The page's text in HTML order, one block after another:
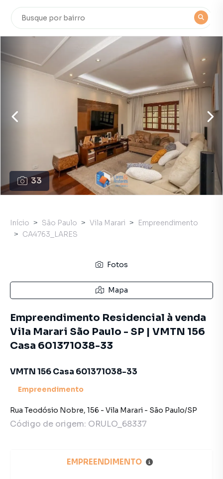
33
Início São Paulo Vila Marari
Empreendimento
CA4763_LARES
Fotos
Mapa
Empreendimento Residencial à venda
Vila Marari São Paulo - SP | VMTN 156
Casa 601371038-33
VMTN 156 Casa 601371038-33
Empreendimento
Rua Teodósio Nobre, 156 - Vila Marari - São Paulo/SP
Código de origem: ORULO_68337
EMPREENDIMENTO